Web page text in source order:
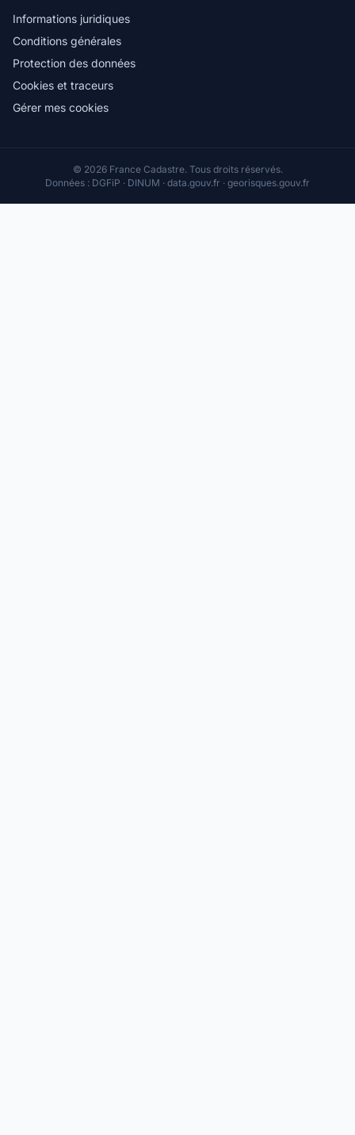
Informations juridiques
Conditions générales
Protection des données
Cookies et traceurs
Gérer mes cookies
© 2026 France Cadastre. Tous droits réservés.
Données : DGFiP · DINUM · data.gouv.fr · georisques.gouv.fr